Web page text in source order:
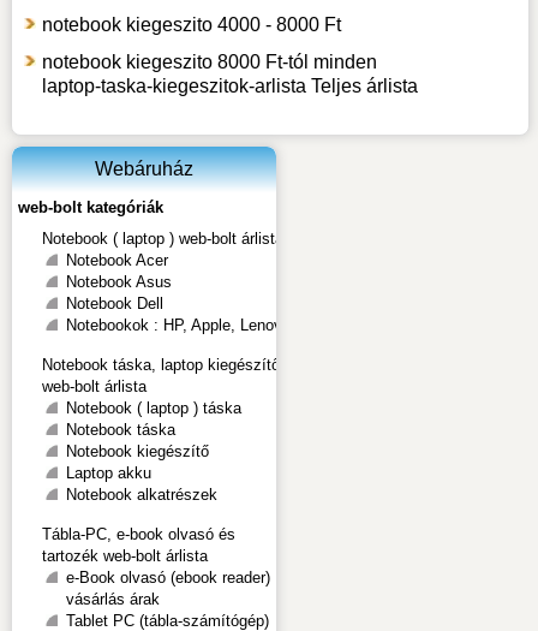
notebook kiegeszito 4000 - 8000 Ft
notebook kiegeszito 8000 Ft-tól minden
laptop-taska-kiegeszitok-arlista Teljes árlista
Webáruház
web-bolt kategóriák
Notebook ( laptop ) web-bolt árlista
Notebook Acer
Notebook Asus
Notebook Dell
Notebookok : HP, Apple, Lenovo
Notebook táska, laptop kiegészítő
web-bolt árlista
Notebook ( laptop ) táska
Notebook táska
Notebook kiegészítő
Laptop akku
Notebook alkatrészek
Tábla-PC, e-book olvasó és
tartozék web-bolt árlista
e-Book olvasó (ebook reader)
vásárlás árak
Tablet PC (tábla-számítógép)